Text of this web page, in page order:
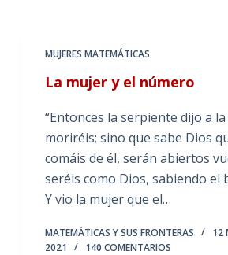
MUJERES MATEMÁTICAS
La mujer y el número
“Entonces la serpiente dijo a
moriréis; sino que sabe Dios
comáis de él, serán abiertos
seréis como Dios, sabiendo el
Y vio la mujer que el…
MATEMÁTICAS Y SUS FRONTERAS
12
2021
140 COMENTARIOS